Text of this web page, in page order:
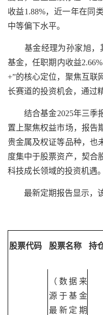
收益1.88%，近一年在同
中等偏下水平。
基金经理为孙家旭，其
基金，任职期内收益
+”的核心定位，聚焦互联
长赛道的投资机会，通过
结合基金2025年三季
置上聚焦权益市场，报告
贵金属及权证等品种，也
度集中于股票资产，契合
科技成长领域的投资机遇。
最新定期报告显示，该
股票代码 股票名称 持
（数据来
源于基金
最新定期